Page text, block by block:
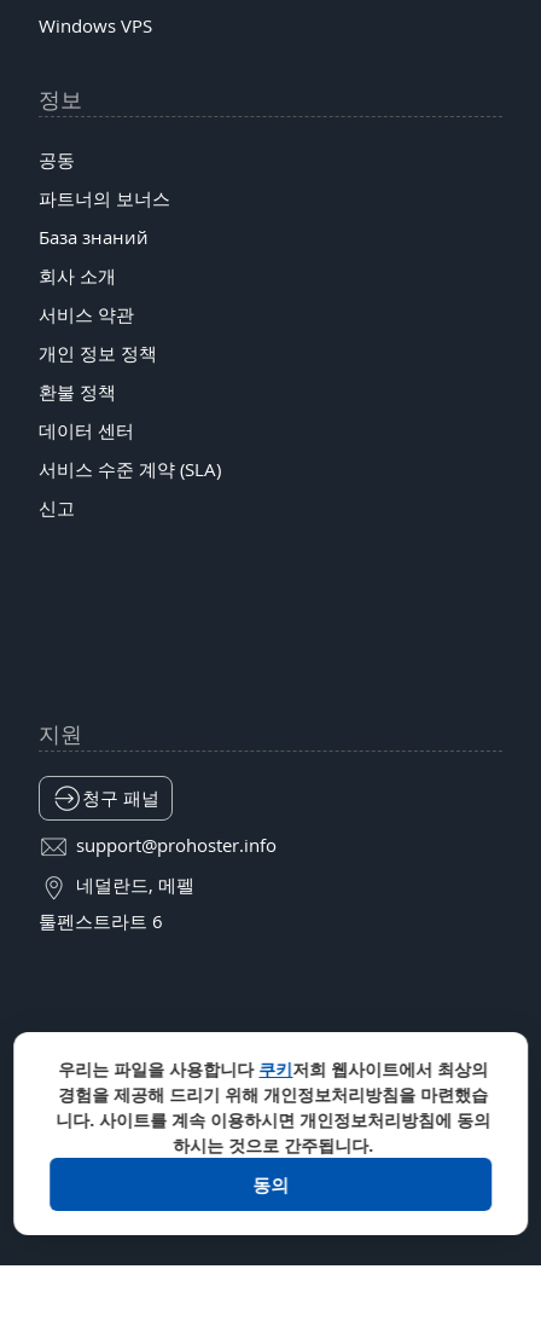
Windows VPS
정보
공동
파트너의 보너스
База знаний
회사 소개
서비스 약관
개인 정보 정책
환불 정책
데이터 센터
서비스 수준 계약 (SLA)
신고
지원
청구 패널
support@prohoster.info
네덜란드, 메펠
툴펜스트라트 6
우리는 파일을 사용합니다 쿠키저희 웹사이트에서 최상의
경험을 제공해 드리기 위해 개인정보처리방침을 마련했습
니다. 사이트를 계속 이용하시면 개인정보처리방침에 동의
하시는 것으로 간주됩니다.
동의